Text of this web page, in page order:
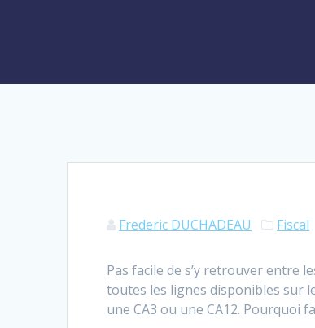
Frederic DUCHADEAU Fiscal
Pas facile de s’y retrouver entre
toutes les lignes disponibles sur
une CA3 ou une CA12. Pourquoi